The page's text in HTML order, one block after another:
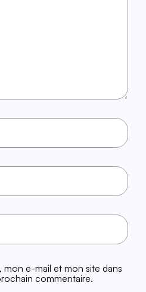
mon e-mail et mon site dans
commentaire.